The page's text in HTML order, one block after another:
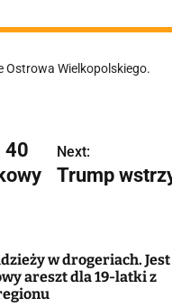
Ostrowa Wielkopolskiego.
40
Next:
Trump
w drogeriach. Jest
areszt dla 19-latki z